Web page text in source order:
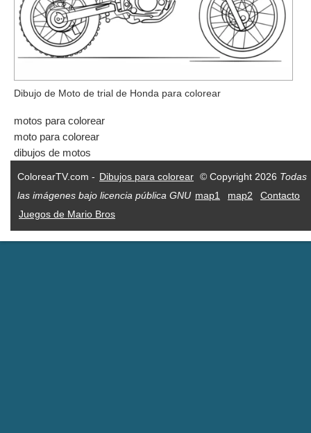
Dibujo de Moto de trial de Honda para colorear
motos para colorear
moto para colorear
dibujos de motos
ColorearTV.com - Dibujos para colorear © Copyright 2026 Todas
las imágenes bajo licencia pública GNU map1 map2
Contacto
Juegos de Mario Bros